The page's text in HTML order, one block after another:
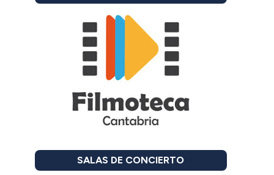
SALAS DE CONCIERTO